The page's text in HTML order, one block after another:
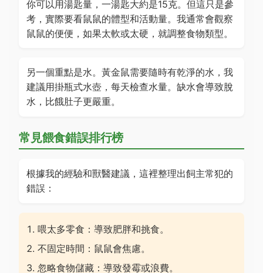
你可以用湯匙量，一湯匙大約是15克。但這只是參
考，實際要看鼠鼠的體型和活動量。我通常會觀察
鼠鼠的便便，如果太軟或太硬，就調整食物類型。
另一個重點是水。黃金鼠需要隨時有乾淨的水，我
建議用掛瓶式水壺，每天檢查水量。缺水會導致脫
水，比餓肚子更嚴重。
常見餵食錯誤排行榜
根據我的經驗和獸醫建議，這裡整理出飼主常犯的
錯誤：
喂太多零食：導致肥胖和挑食。
不固定時間：鼠鼠會焦慮。
忽略食物儲藏：導致發霉或浪費。